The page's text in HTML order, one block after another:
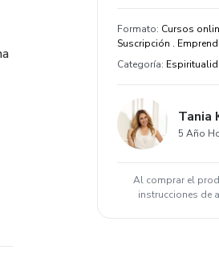
Formato: Cursos
Suscripción .
Categoría:
Tania
5 Año
Al comprar el
instrucciones de